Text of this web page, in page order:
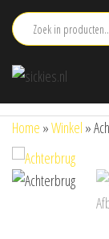
naar
inhoud
Home »Winkel »